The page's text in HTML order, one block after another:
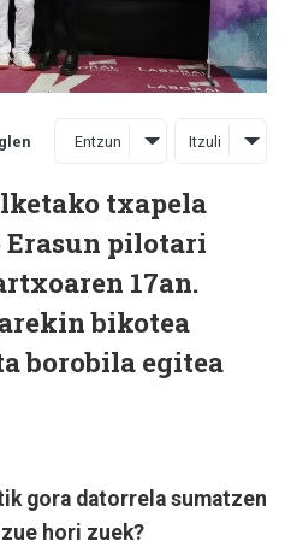
Entzun Itzuli
txapela
pilotari
17an.
bikotea
borobila egitea
gora datorrela sumatzen
hori zuek?